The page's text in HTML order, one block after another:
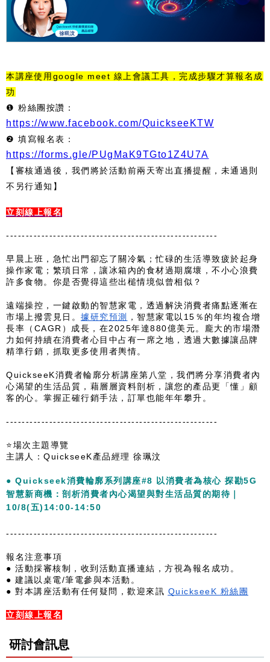
本講座使用google meet 線上會議工具，完成步驟才算報名成
❶ 粉絲團按讚：
https://www.facebook.com/QuickseeKTW
❷ 填寫報名表：
https://forms.gle/PUgMaK9TGto1Z4U7A
【審核通過後，我們將於活動前兩天寄出直播提醒，未通過則
不另行通知】
立刻線上報名
------------------------------------------------------
早晨上班，急忙出門卻忘了關冷氣；忙碌的生活導致疲於起身
操作家電；繁瑣日常，讓冰箱內的食材過期腐壞，不小心浪費
許多食物。你是否覺得這些出槌情境似曾相似？
遠端操控，一鍵啟動的智慧家電，透過解決消費者痛點逐漸在
市場上撥雲見日。 據研究預測 ，智慧家電以15％的年均複合增
長率（CAGR）成長，在2025年達880億美元。龐大的市場潛
力如何持續在消費者心目中占有一席之地，透過大數據讓品牌
精準行銷，抓取更多使用者輿情。
QuickseeK消費者輪廓分析講座第八堂，我們將分享消費者內
心渴望的生活品質，藉層層資料剖析，讓您的產品更「懂」顧
客的心。掌握正確行銷手法，訂單也能年年攀升。
------------------------------------------------------
⭐場次主題導覽
主講人：QuickseeK產品經理 徐珮汶
● Quickseek消費輪廓系列講座#8 以消費者為核心 探勘5G
智慧新商機：剖析消費者內心渴望與對生活品質的期待｜
10/8(五)14:00-14:50
------------------------------------------------------
● 對本講座活動有任何疑問，歡迎來訊 QuickseeK 粉絲團
立刻線上報名
研討會訊息